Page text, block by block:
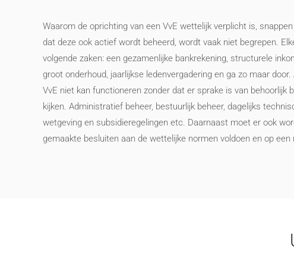
Waarom de oprichting van een VvE wettelijk verplicht is,
dat deze ook actief wordt beheerd, wordt vaak niet begrepen.
volgende zaken: een gezamenlijke bankrekening, structurele
groot onderhoud, jaarlijkse ledenvergadering en ga zo maar
VvE niet kan functioneren zonder dat er sprake is van behoorlijk
kijken. Administratief beheer, bestuurlijk beheer, dagelijks
wetgeving en subsidieregelingen etc. Daarnaast moet er ook
gemaakte besluiten aan de wettelijke normen voldoen en op